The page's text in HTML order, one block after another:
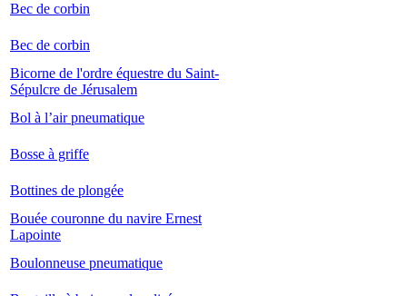
Bec de corbin
Bec de corbin
Bicorne de l'ordre équestre du Saint-
Sépulcre de Jérusalem
Bol à l’air pneumatique
Bosse à griffe
Bottines de plongée
Bouée couronne du navire Ernest
Lapointe
Boulonneuse pneumatique